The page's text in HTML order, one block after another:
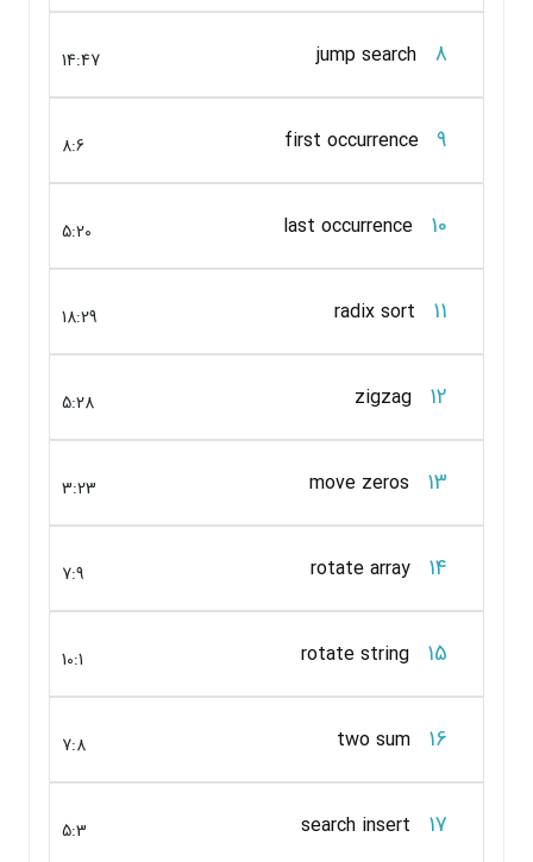
8
jump search
14:47
9
first occurrence
8:6
10
last occurrence
5:20
11
radix sort
18:29
12
zigzag
5:28
13
move zeros
3:23
14
rotate array
7:9
15
rotate string
10:1
16
two sum
7:8
17
search insert
5:3